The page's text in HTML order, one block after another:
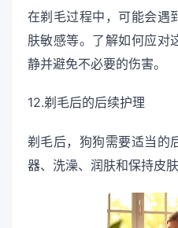
在剃毛过程中，可能会遇
肤敏感等。了解如何应对
静并避免不必要的伤害。
12.剃毛后的后续护理
剃毛后，狗狗需要适当的
器、洗澡、润肤和保持皮肤